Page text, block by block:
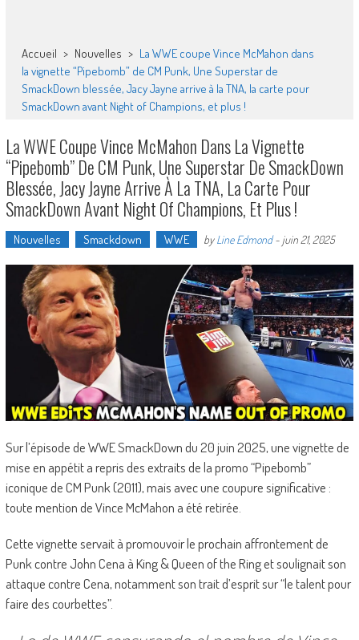
Accueil > Nouvelles > La WWE coupe Vince McMahon dans
la vignette “Pipebomb” de CM Punk, Une Superstar de
SmackDown blessée, Jacy Jayne arrive à la TNA, la carte pour
SmackDown avant Night of Champions, et plus !
La WWE Coupe Vince McMahon Dans La Vignette
“Pipebomb” De CM Punk, Une Superstar De SmackDown
Blessée, Jacy Jayne Arrive À La TNA, La Carte Pour
SmackDown Avant Night Of Champions, Et Plus !
Nouvelles Smackdown WWE byLine Edmond- juin 21, 2025
Sur l’épisode de WWE SmackDown du 20 juin 2025, une vignette de
mise en appétit a repris des extraits de la promo “Pipebomb”
iconique de CM Punk (2011), mais avec une coupure significative :
toute mention de Vince McMahon a été retirée.
Cette vignette servait à promouvoir le prochain affrontement de
Punk contre John Cena à King & Queen of the Ring et soulignait son
attaque contre Cena, notamment son trait d’esprit sur “le talent pour
faire des courbettes”.